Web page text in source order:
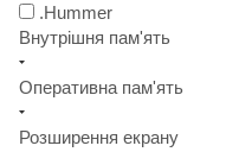
.Hummer
Внутрішня пам'ять
Оперативна пам'ять
Розширення екрану